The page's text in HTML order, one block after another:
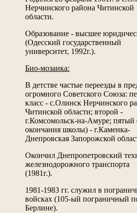
Нерчинского района Читинской
области.
Образование - высшее
(Одесский государственный
университет, 1992г.).
Био-мозаика:
В детстве частые переезды в
огромного Советского Союза:
класс - с.Олинск Нерчинского
Читинской области; второй -
г.Комсомольск-на-Амуре; пятый
окончания школы) - г.Каменка-
Днепровская Запорожской
Окончил Днепропетровский
железнодорожного транспорта
(1981г.).
1981-1983 гг. служил в
войсках (105-ый пограничный
Берлине).